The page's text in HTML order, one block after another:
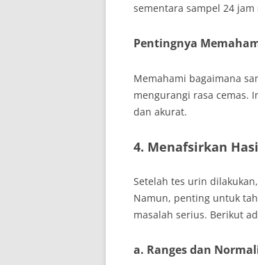
sementara sampel 24
Pentingnya
Memahami bagaimana
mengurangi rasa cemas.
dan akurat.
4. Menafsirkan
Setelah tes urin
Namun, penting untuk
masalah serius. Berikut
a. Ranges dan